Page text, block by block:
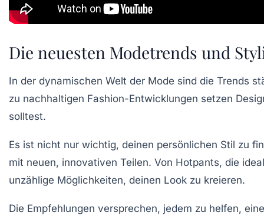
Die neuesten Modetrends und
In der dynamischen Welt der Mode sind die Trends
zu nachhaltigen Fashion-Entwicklungen setzen
solltest.
Es ist nicht nur wichtig, deinen persönlichen Stil zu
mit neuen, innovativen Teilen. Von Hotpants, die
unzählige Möglichkeiten, deinen Look zu kreieren.
Die Empfehlungen versprechen, jedem zu helfen,